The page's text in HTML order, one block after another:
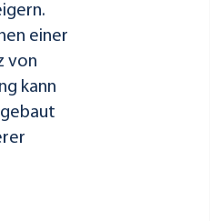
einer
von
kann